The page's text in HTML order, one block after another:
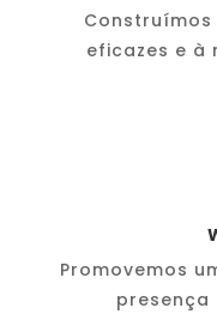
eficazes e à
Promovemos
presença